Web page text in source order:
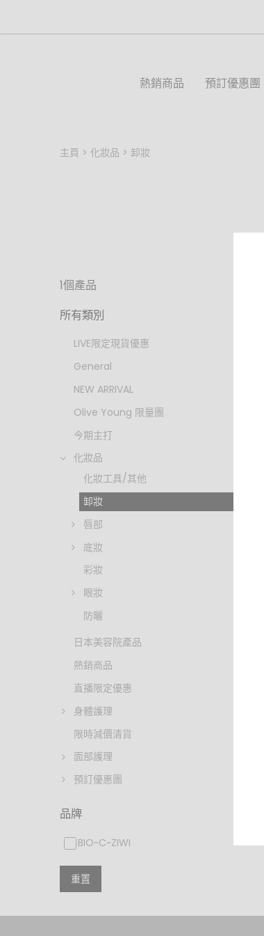
熱銷商品 預訂優惠團
主頁 化妝品 卸妝
1個產品
所有類別
LIVE限定現貨優惠
General
NEW ARRIVAL
Olive Young 限量團
今期主打
化妝品
化妝工具/其他
卸妝
唇部
底妝
彩妝
眼妝
防曬
日本美容院產品
熱銷商品
直播限定優惠
身體護理
限時減價清貨
面部護理
預訂優惠團
品牌
BIO~C~ZIWI
重置